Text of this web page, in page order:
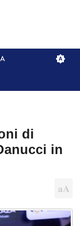
di
in